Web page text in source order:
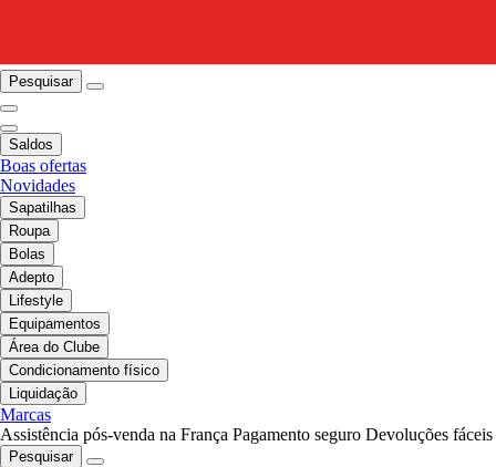
Pesquisar
Saldos
Boas ofertas
Novidades
Sapatilhas
Roupa
Bolas
Adepto
Lifestyle
Equipamentos
Área do Clube
Condicionamento físico
Liquidação
Marcas
Assistência pós-venda na França Pagamento seguro Devoluções fáceis
Pesquisar